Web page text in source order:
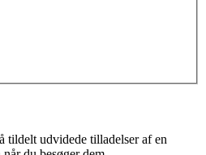
tildelt udvidede tilladelser af en